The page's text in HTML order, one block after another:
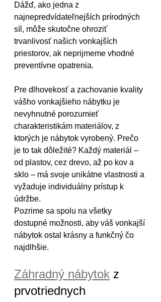
Dážď, ako jedna z
najnepredvídateľnejších prírodných
síl, môže skutočne ohroziť
trvanlivosť našich vonkajších
priestorov, ak neprijmeme vhodné
preventívne opatrenia.
Pre dlhovekosť a zachovanie kvality
vášho vonkajšieho nábytku je
nevyhnutné porozumieť
charakteristikám materiálov, z
ktorých je nábytok vyrobený. Prečo
je to tak dôležité? Každý materiál –
od plastov, cez drevo, až po kov a
sklo – má svoje unikátne vlastnosti a
vyžaduje individuálny prístup k
údržbe.
Pozrime sa spolu na všetky
dostupné možnosti, aby váš vonkajší
nábytok ostal krásny a funkčný čo
najdlhšie.
Záhradný nábytok z
prvotriednych